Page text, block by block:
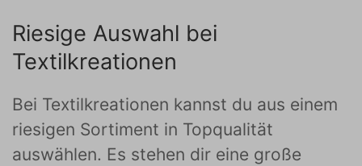
Riesige Auswahl bei
Textilkreationen
Bei Textilkreationen kannst du aus einem
riesigen Sortiment in Topqualität
auswählen. Es stehen dir eine große